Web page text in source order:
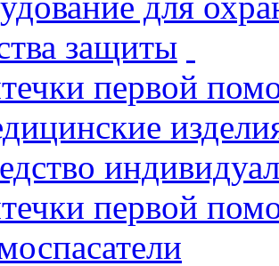
защиты
первой
первой